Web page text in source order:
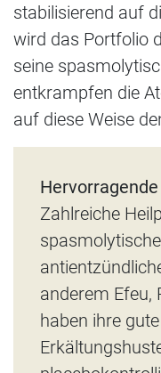
stabilisierend auf
wird das Portfolio
seine
entkrampfen die
auf diese Weise
Zahlreiche
anderem Efeu,
haben ihre